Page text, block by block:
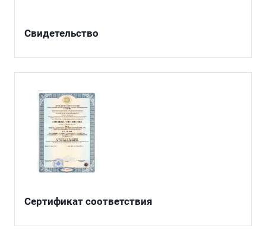
Свидетельство
Сертификат соответствия